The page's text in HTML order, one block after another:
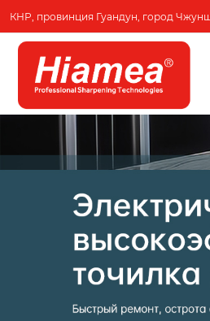
КНР, провинция Гуандун, город